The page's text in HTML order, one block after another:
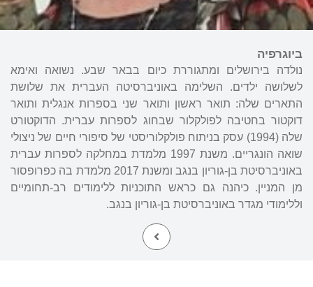
ביוגרפיה
נולדה בירושלים ומתגוררת כיום בבאר שבע. נשואה ואימא
לשלושה ילדים. השלימה באוניברסיטה העברית את שלושת
התארים שלה: תואר ראשון ותואר שני בספרות אנגלית ותואר
דוקטור בחטיבה לפולקלור שבחוג לספרות עברית. הדוקטורט
שלה (1994) עסק בניתוח פולקלוריסטי של סיפורי חיים של ניצולי
שואה הונגריים. משנת 1997 מלמדת במחלקה לספרות עברית
באוניברסיטת בן-גוריון בנגב ומשנת 2017 מלמדת בה כפרופסור
מן המניין. כיהנה גם כראש התוכניות ללימודים רב-תחומיים
וללימודי מגדר באוניברסיטת בן-גוריון בנגב.